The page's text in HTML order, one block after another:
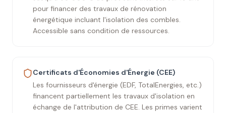
pour financer des travaux de rénovation
énergétique incluant l'isolation des combles.
Accessible sans condition de ressources.
Certificats d'Économies d'Énergie (CEE)
Les fournisseurs d'énergie (EDF, TotalEnergies, etc.)
financent partiellement les travaux d'isolation en
échange de l'attribution de CEE. Les primes varient